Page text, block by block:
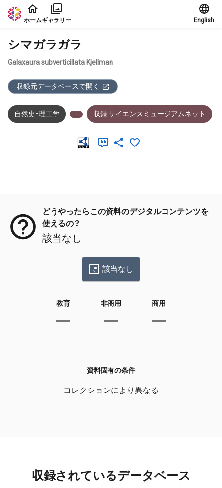
本文に飛ぶ
ホームギャラリー English
シマガラガラ
Galaxaura subverticillata Kjellman
収録元データベースで開く
自然史・理工学 収録:サイエンスミュージアムネット
どうやったらこの資料のデジタルコンテンツを
使えるの？
該当なし
該当なし
教育 非商用 商用
資料固有の条件
コレクションにより異なる
収録されているデータベース